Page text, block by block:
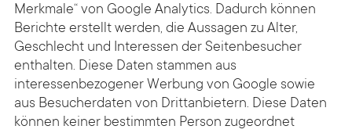
Merkmale“ von Google Analytics. Dadurch können
Berichte erstellt werden, die Aussagen zu Alter,
Geschlecht und Interessen der Seitenbesucher
enthalten. Diese Daten stammen aus
interessenbezogener Werbung von Google sowie
aus Besucherdaten von Drittanbietern. Diese Daten
können keiner bestimmten Person zugeordnet